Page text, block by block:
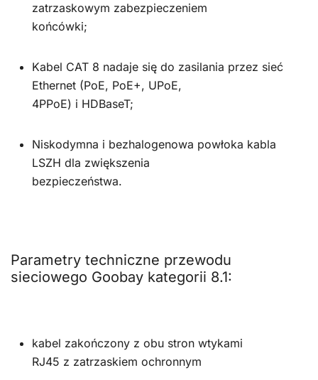
zatrzaskowym zabezpieczeniem
końcówki;
Kabel CAT 8 nadaje się do zasilania przez sieć
Ethernet (PoE, PoE+, UPoE,
4PPoE) i HDBaseT;
Niskodymna i bezhalogenowa powłoka kabla
LSZH dla zwiększenia
bezpieczeństwa.
Parametry techniczne przewodu
sieciowego Goobay kategorii 8.1:
kabel zakończony z obu stron wtykami
RJ45 z zatrzaskiem ochronnym